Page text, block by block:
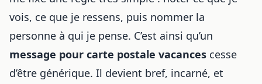
vois, ce que je ressens, puis nommer la
personne à qui je pense. C’est ainsi qu’un
message pour carte postale vacances cesse
d’être générique. Il devient bref, incarné, et